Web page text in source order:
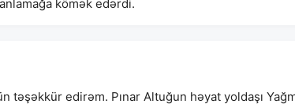
kömək edərdi.
edirəm. Pınar Altuğun həyat yoldaşı